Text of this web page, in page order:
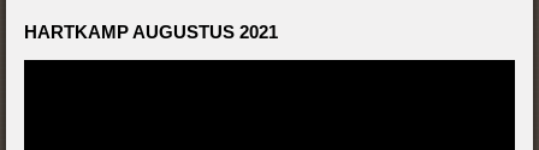
HARTKAMP AUGUSTUS 2021